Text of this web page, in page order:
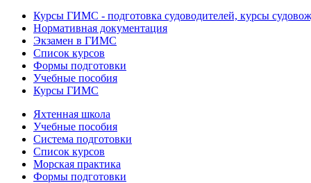
Курсы ГИМС - подготовка судоводителей, курсы
Нормативная документация
Экзамен в ГИМС
Список курсов
Формы подготовки
Учебные пособия
Курсы ГИМС
Яхтенная школа
Учебные пособия
Cистема подготовки
Список курсов
Морская практика
Формы подготовки